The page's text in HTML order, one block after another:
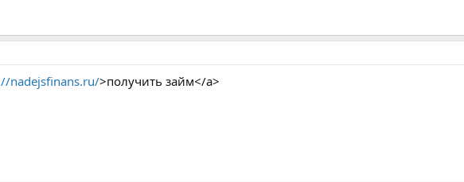
nadejsfinans.ru/>получить займ</a>